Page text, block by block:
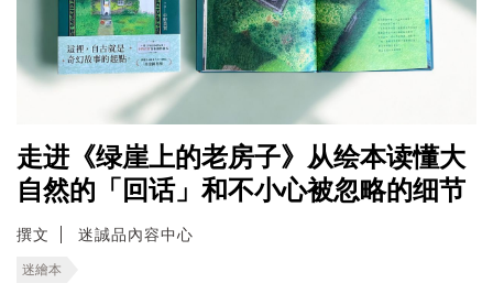
走进《绿崖上的老房子》从绘本读懂大
自然的「回话」和不小心被忽略的细节
撰文 迷誠品內容中心
迷繪本